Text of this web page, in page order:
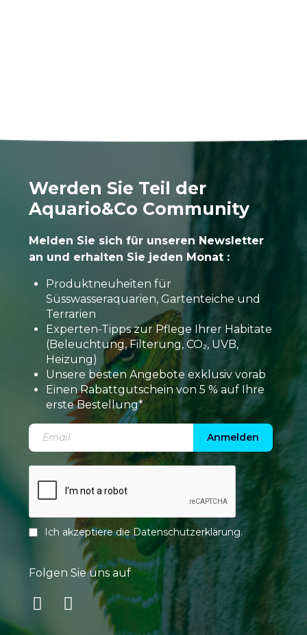
Werden Sie Teil der
Aquario&Co Community
Melden Sie sich für unseren Newsletter
an und erhalten Sie jeden Monat :
Produktneuheiten für
Süsswasseraquarien, Gartenteiche und
Terrarien
Experten-Tipps zur Pflege Ihrer Habitate
(Beleuchtung, Filterung, CO₂, UVB,
Heizung)
Unsere besten Angebote exklusiv vorab
Einen Rabattgutschein von 5 % auf Ihre
erste Bestellung*
Anmelden
Ich akzeptiere dieDatenschutzerklärung.
Folgen Sie uns auf